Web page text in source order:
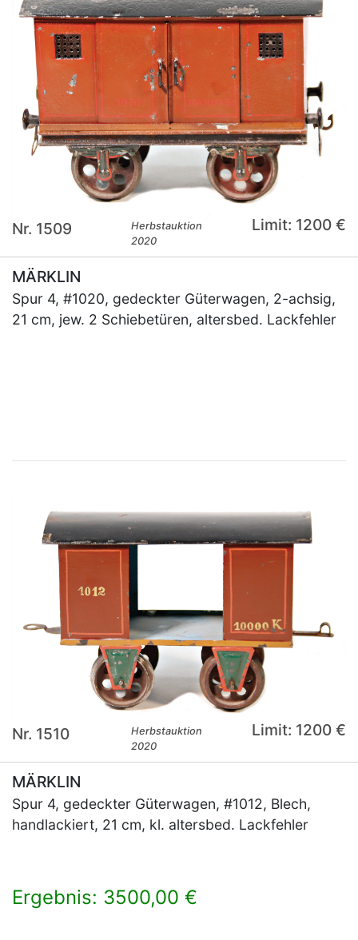
Nr. 1509
Herbstauktion
2020
Limit: 1200 €
MÄRKLIN
Spur 4, #1020, gedeckter Güterwagen, 2-achsig,
21 cm, jew. 2 Schiebetüren, altersbed. Lackfehler
Nr. 1510
Herbstauktion
2020
Limit: 1200 €
MÄRKLIN
Spur 4, gedeckter Güterwagen, #1012, Blech,
handlackiert, 21 cm, kl. altersbed. Lackfehler
Ergebnis: 3500,00 €